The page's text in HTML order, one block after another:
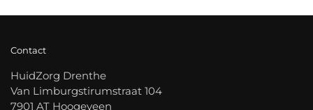
Contact
HuidZorg Drenthe
Van Limburgstirumstraat 104
7901 AT Hoogeveen